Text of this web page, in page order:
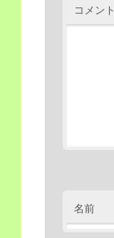
コメント
名前